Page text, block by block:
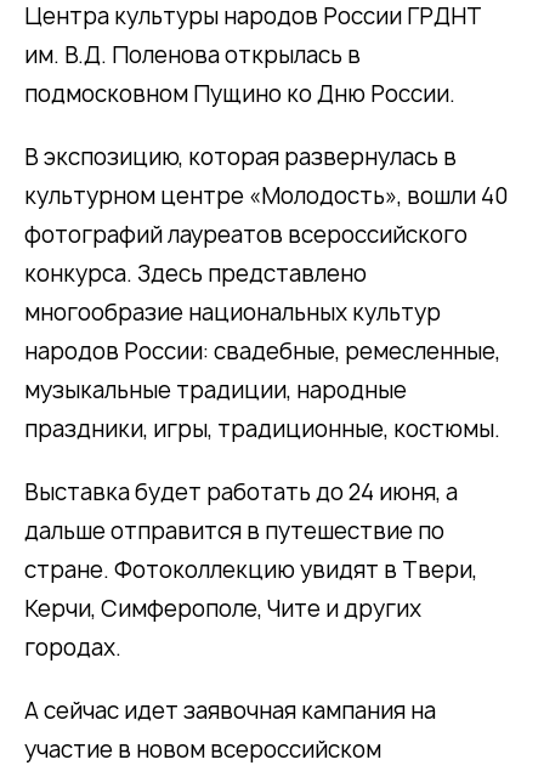
Центра культуры народов России ГРДНТ
им. В.Д. Поленова открылась в
подмосковном Пущино ко Дню России.
В экспозицию, которая развернулась в
культурном центре «Молодость», вошли 40
фотографий лауреатов всероссийского
конкурса. Здесь представлено
многообразие национальных культур
народов России: свадебные, ремесленные,
музыкальные традиции, народные
праздники, игры, традиционные, костюмы.
Выставка будет работать до 24 июня, а
дальше отправится в путешествие по
стране. Фотоколлекцию увидят в Твери,
Керчи, Симферополе, Чите и других
городах.
А сейчас идет заявочная кампания на
участие в новом всероссийском